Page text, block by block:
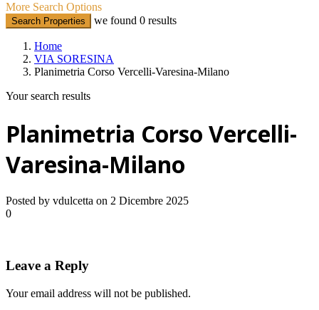
More Search Options
Search Properties we found 0 results
Home
VIA SORESINA
Planimetria Corso Vercelli-Varesina-Milano
Your search results
Planimetria Corso Vercelli-
Varesina-Milano
Posted by vdulcetta on 2 Dicembre 2025
0
Leave a Reply
Your email address will not be published.